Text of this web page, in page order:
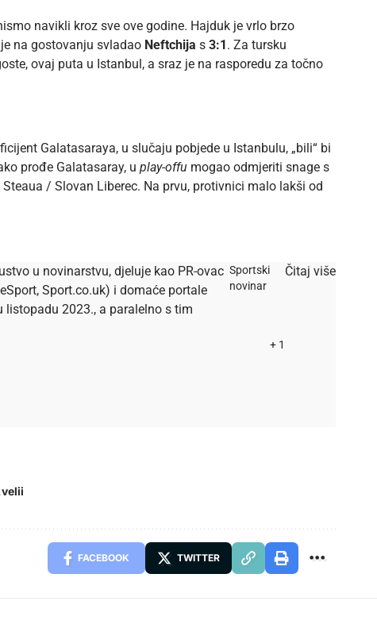
navikli kroz sve ove godine. Hajduk je vrlo brzo
na gostovanju svladao Neftchija s 3:1. Za tursku
ovaj puta u Istanbul, a sraz je na rasporedu za točno
Galatasaraya, u slučaju pobjede u Istanbulu, „bili“ bi
prođe Galatasaray, u play-offu mogao odmjeriti snage s
/ Slovan Liberec. Na prvu, protivnici malo lakši od
u novinarstvu, djeluje kao PR-ovac
Sport.co.uk) i domaće portale
listopadu 2023., a paralelno s tim
Sportski
novinar
+ 1
Čitaj više
velii
FACEBOOK TWITTER